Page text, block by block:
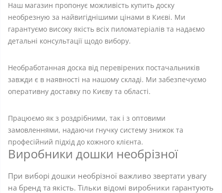
Наш магазин пропонує можливість купить доску
необрезную за найвигіднішими цінами в Києві. Ми
гарантуємо високу якість всіх пиломатеріалів та надаємо
детальні консультації щодо вибору.
Необработанная доска від перевірених постачальників
завжди є в наявності на нашому складі. Ми забезпечуємо
оперативну доставку по Києву та області.
Працюємо як з роздрібними, так і з оптовими
замовленнями, надаючи гнучку систему знижок та
професійний підхід до кожного клієнта.
Виробники дошки необрізної
При виборі дошки необрізної важливо звертати увагу
на бренд та якість. Тільки відомі виробники гарантують